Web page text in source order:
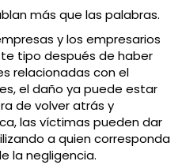
más que las palabras.
y los empresarios
tipo después de haber
relacionadas con el
el daño ya puede estar
de volver atrás y
las víctimas pueden dar
a quien corresponda
la negligencia.